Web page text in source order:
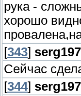
рука -
хорошо
[343]
Сейчас
[344]